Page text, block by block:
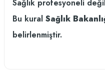
Sağlık profesyoneli
Bu kural Sağlık
belirlenmiştir.